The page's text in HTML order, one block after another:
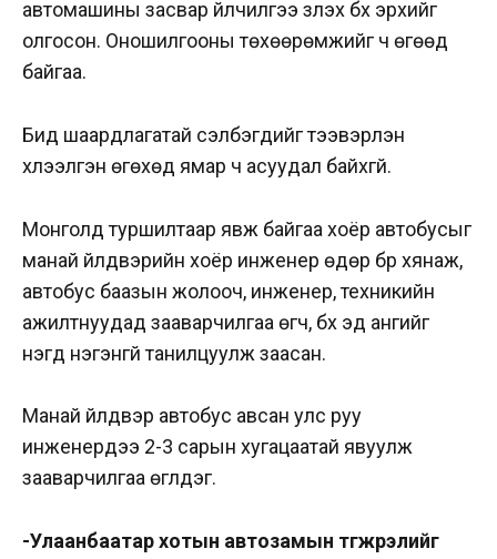
автомашины засвар үйлчилгээ үзүүлэх бүх эрхийг
олгосон. Оношилгооны төхөөрөмжийг ч өгөөд
байгаа.
Бид шаардлагатай сэлбэгүүдийг тээвэрлэн
хүлээлгэн өгөхөд ямар ч асуудал байхгүй.
Монголд туршилтаар явж байгаа хоёр автобусыг
манай үйлдвэрийн хоёр инженер өдөр бүр хянаж,
автобус баазын жолооч, инженер, техникийн
ажилтнуудад зааварчилгаа өгч, бүх эд ангийг
нэгд нэгэнгүй танилцуулж заасан.
Манай үйлдвэр автобус авсан улс руу
инженерүүдээ 2-3 сарын хугацаатай явуулж
зааварчилгаа өгүүлдэг.
-Улаанбаатар хотын автозамын түгжрэлийг